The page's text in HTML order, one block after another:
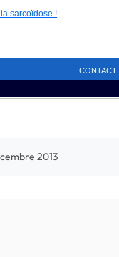
sarcoïdose !
CONTACT
2013